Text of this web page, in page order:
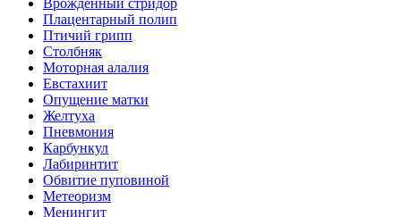
Врожденный стридор
Плацентарный полип
Птичий грипп
Столбняк
Моторная алалия
Евстахиит
Опущение матки
Желтуха
Пневмония
Карбункул
Лабиринтит
Обвитие пуповиной
Метеоризм
Менингит